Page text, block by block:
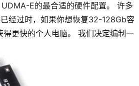
E的最合适的硬件配置。 许多
经过时，如果你想恢复32-128Gb容
得更快的个人电脑。 我们决定编制一